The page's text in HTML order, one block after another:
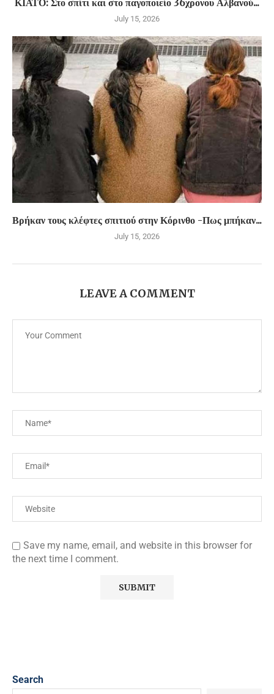
July 15, 2026
Βρήκαν τους κλέφτες σπιτιού στην Κόρινθο -Πως μπήκαν...
July 15, 2026
LEAVE A COMMENT
Save my name, email, and website in this browser for
the next time I comment.
Search